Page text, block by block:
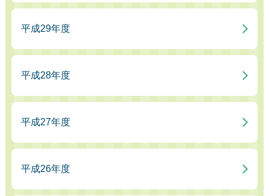
平成29年度
平成28年度
平成27年度
平成26年度